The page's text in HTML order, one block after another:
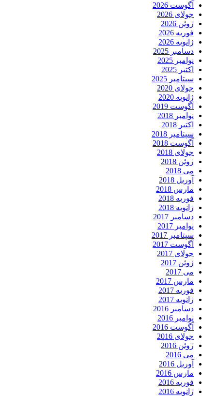
آگوست 2026
جولای 2026
ژوئن 2026
فوریه 2026
ژانویه 2026
دسامبر 2025
نوامبر 2025
اکتبر 2025
سپتامبر 2025
جولای 2020
ژانویه 2020
آگوست 2019
نوامبر 2018
اکتبر 2018
سپتامبر 2018
آگوست 2018
جولای 2018
ژوئن 2018
می 2018
آوریل 2018
مارس 2018
فوریه 2018
ژانویه 2018
دسامبر 2017
نوامبر 2017
سپتامبر 2017
آگوست 2017
جولای 2017
ژوئن 2017
می 2017
مارس 2017
فوریه 2017
ژانویه 2017
دسامبر 2016
نوامبر 2016
آگوست 2016
جولای 2016
ژوئن 2016
می 2016
آوریل 2016
مارس 2016
فوریه 2016
ژانویه 2016